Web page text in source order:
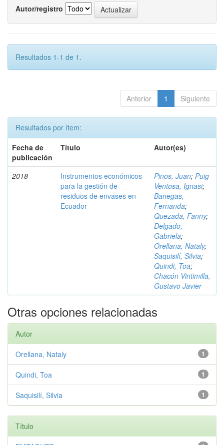
Autor/registro
Resultados 1-1 de 1.
Anterior 1 Siguiente
Resultados por ítem:
Fecha de
publicación
Título Autor(es)
2018
Instrumentos económicos
para la gestión de
residuos de envases en
Ecuador
Pinos, Juan; Puig
Ventosa, Ignasi;
Banegas,
Fernanda;
Quezada, Fanny;
Delgado,
Gabriela;
Orellana, Nataly;
Saquisilí, Silvia;
Quindi, Toa;
Chacón Vintimilla,
Gustavo Javier
Otras opciones relacionadas
Autor
1
Orellana, Nataly
1
Quindi, Toa
1
Saquisilí, Silvia
Título